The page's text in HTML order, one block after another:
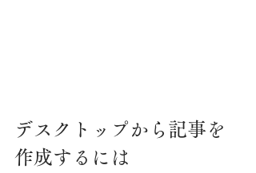
デスクトップから記事を
作成するには